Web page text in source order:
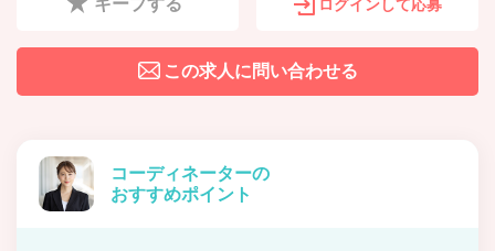
ログインして応募
この求人に問い合わせる
コーディネーターの
おすすめポイント